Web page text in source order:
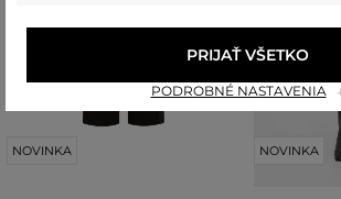
NOVINKA NOVINKA
PODROBNÉ NASTAVENIA
PRIJAŤ VŠETKO